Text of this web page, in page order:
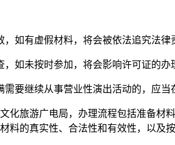
如有虚假材料，将会被依法追究法律
如未按时参加，将会影响许可证的办
要继续从事营业性演出活动的，应
化旅游广电局，办理流程包括准备
料的真实性、合法性和有效性，以及